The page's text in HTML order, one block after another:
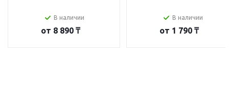
В наличии
от 8 890 ₸
В наличии
от 1 790 ₸